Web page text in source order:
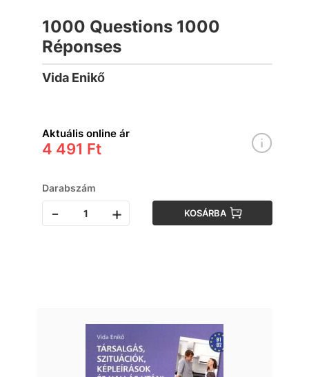
1000 Questions 1000
Réponses
Vida Enikő
Aktuális online ár
4 491 Ft
Darabszám
- + KOSÁRBA